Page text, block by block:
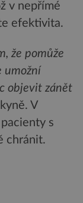
v nepřímé
efektivita.
že pomůže
umožní
objevit zánět
V
s
chránit.